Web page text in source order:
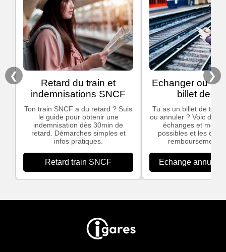
❮
Retard du train et
indemnisations SNCF
Ton train SNCF a du retard ? Suis
le guide pour obtenir une
indemnisation dès 30min de
retard. Démarches simples et
infos pratiques.
Retard train SNCF
Echanger ou
billet de
Tu as un billet de train
ou annuler ? Voic des
échanges et
possibles et les
remboursement
Echange
❯